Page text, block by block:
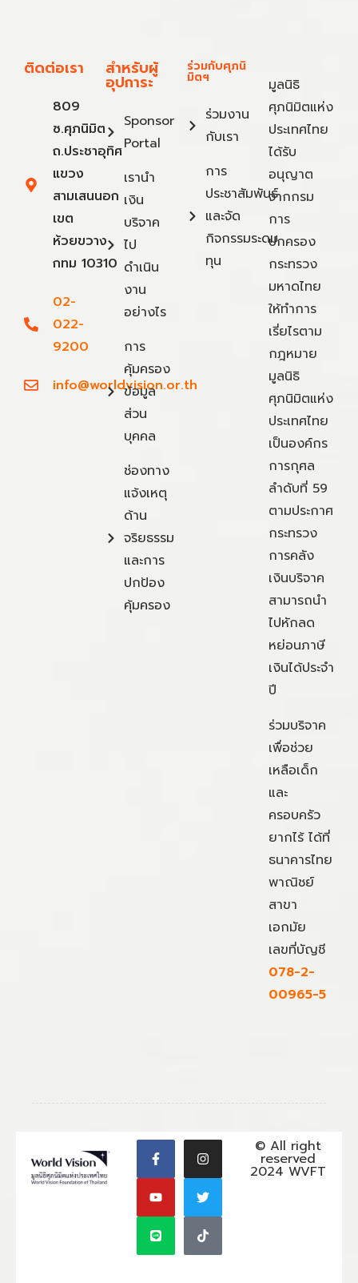
ติดต่อเรา
809
ซ.ศุภนิมิต
ถ.ประชาอุทิศ
แขวง
สามเสนนอก
เขต
ห้วยขวาง
กทม 10310
02-
022-
9200
info@worldvision.or.th
สำหรับผู้
อุปการะ
Sponsor
Portal
เรานำ
เงิน
บริจาค
ไป
ดำเนิน
งาน
อย่างไร
การ
คุ้มครอง
ข้อมูล
ส่วน
บุคคล
ช่องทาง
แจ้งเหตุ
ด้าน
จริยธรรม
และการ
ปกป้อง
คุ้มครอง
ร่วมกับศุภนิ
มิตฯ
ร่วมงาน
กับเรา
การ
ประชาสัมพันธ์
และจัด
กิจกรรมระดม
ทุน
มูลนิธิ
ศุภนิมิตแห่ง
ประเทศไทย
ได้รับ
อนุญาต
จากกรม
การ
ปกครอง
กระทรวง
มหาดไทย
ให้ทำการ
เรี่ยไรตาม
กฎหมาย
มูลนิธิ
ศุภนิมิตแห่ง
ประเทศไทย
เป็นองค์กร
การกุศล
ลำดับที่ 59
ตามประกาศ
กระทรวง
การคลัง
เงินบริจาค
สามารถนำ
ไปหักลด
หย่อนภาษี
เงินได้ประจำ
ปี
ร่วมบริจาค
เพื่อช่วย
เหลือเด็ก
และ
ครอบครัว
ยากไร้ ได้ที่
ธนาคารไทย
พาณิชย์
สาขา
เอกมัย
เลขที่บัญชี
078-2-
00965-5
© All right
reserved
2024 WVFT